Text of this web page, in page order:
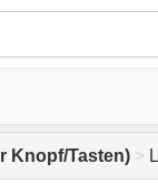
Knopf/Tasten) >